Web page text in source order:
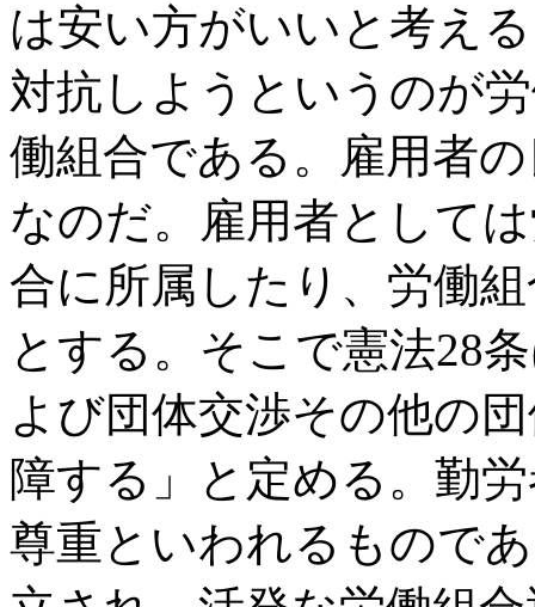
は安い方がいいと考え
対抗しようというのが
働組合である。雇用者
なのだ。雇用者として
合に所属したり、労働
とする。そこで憲法28
よび団体交渉その他の
障する」と定める。勤
尊重といわれるもので